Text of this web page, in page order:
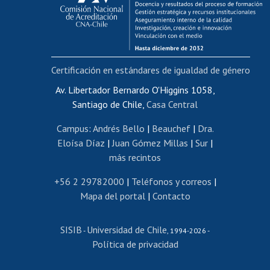
Funcionarias/os
Cursos internos de capacitación
Bienestar del personal
Portal de movilidad interna
Certificado de renta
Certificado de renta honorarios
Editar páginas blancas
Extranjeras/os
Revalidación y reconocimiento de títulos
Postulación al Programa de Movilidad Estudiantil
Cursos de español
Av. Libertador Bernardo O'Higgins 1058,
Santiago de Chile, Casa Central
Campus: Andrés Bello | Beauchef| Dra.
Eloísa Díaz | Juan Gómez Millas | Sur |
más recintos
+56 2 29782000 | Teléfonos y correos |
Mapa del portal| Contacto
SISIB - Universidad de Chile , 1994-2026 -
Política de privacidad
Certificación en estándares de igualdad de género